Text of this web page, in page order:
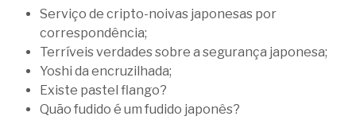
Serviço de cripto-noivas japonesas por
correspondência;
Terríveis verdades sobre a segurança japonesa;
Yoshi da encruzilhada;
Existe pastel flango?
Quão fudido é um fudido japonês?